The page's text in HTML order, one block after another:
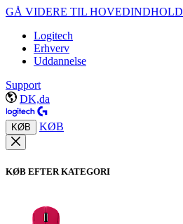
GÅ VIDERE TIL HOVEDINDHOLD
Logitech
Erhverv
Uddannelse
Support
DK,da
KØB KØB
KØB EFTER KATEGORI